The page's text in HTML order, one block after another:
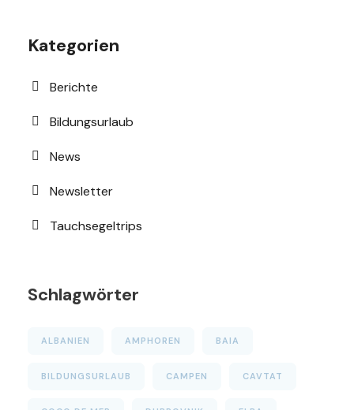
Kategorien
Berichte
Bildungsurlaub
News
Newsletter
Tauchsegeltrips
Schlagwörter
ALBANIEN AMPHOREN BAIA
BILDUNGSURLAUB CAMPEN CAVTAT